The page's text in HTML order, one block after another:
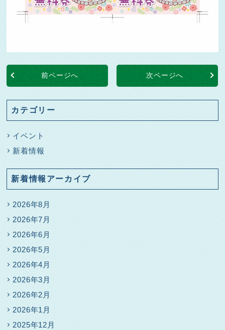
前ページへ 次ページへ
カテゴリー
イベント
新着情報
新着情報アーカイブ
2026年8月
2026年7月
2026年6月
2026年5月
2026年4月
2026年3月
2026年2月
2026年1月
2025年12月